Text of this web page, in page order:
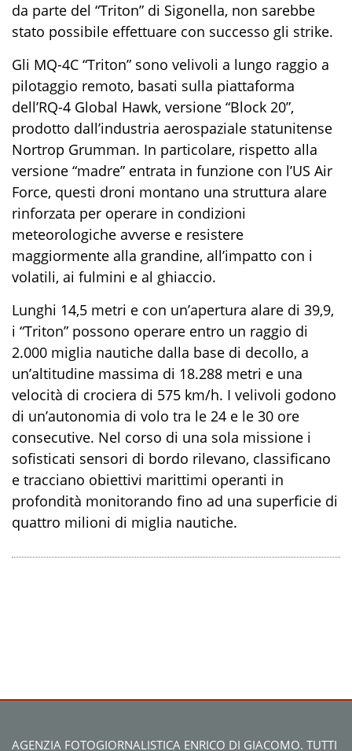
da parte del “Triton” di Sigonella, non sarebbe
stato possibile effettuare con successo gli strike.
Gli MQ-4C “Triton” sono velivoli a lungo raggio a
pilotaggio remoto, basati sulla piattaforma
dell’RQ-4 Global Hawk, versione “Block 20”,
prodotto dall’industria aerospaziale statunitense
Nortrop Grumman. In particolare, rispetto alla
versione “madre” entrata in funzione con l’US Air
Force, questi droni montano una struttura alare
rinforzata per operare in condizioni
meteorologiche avverse e resistere
maggiormente alla grandine, all’impatto con i
volatili, ai fulmini e al ghiaccio.
Lunghi 14,5 metri e con un’apertura alare di 39,9,
i “Triton” possono operare entro un raggio di
2.000 miglia nautiche dalla base di decollo, a
un’altitudine massima di 18.288 metri e una
velocità di crociera di 575 km/h. I velivoli godono
di un’autonomia di volo tra le 24 e le 30 ore
consecutive. Nel corso di una sola missione i
sofisticati sensori di bordo rilevano, classificano
e tracciano obiettivi marittimi operanti in
profondità monitorando fino ad una superficie di
quattro milioni di miglia nautiche.
AGENZIA FOTOGIORNALISTICA ENRICO DI GIACOMO. TUTTI